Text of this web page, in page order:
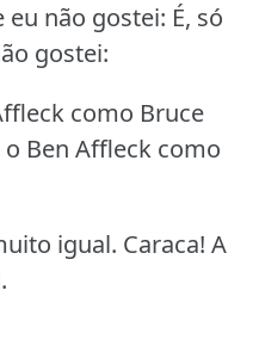
eu não gostei: É, só
gostei:
como Bruce
Ben Affleck como
igual. Caraca! A